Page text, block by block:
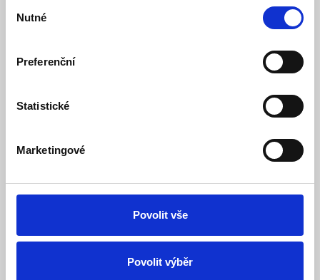
souhlasu
Nutné
Preferenční
Statistické
Marketingové
Povolit vše
Povolit výběr
1 162 Kč
Detail Do košíku
PT713-EI - Inteligentní termostat pro